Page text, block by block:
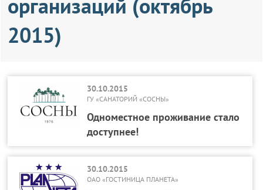
организаций (октябрь
2015)
30.10.2015
ГУ «САНАТОРИЙ «СОСНЫ»
Одноместное проживание стало
доступнее!
30.10.2015
ОАО «ГОСТИНИЦА ПЛАНЕТА»